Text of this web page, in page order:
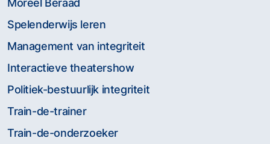
Spelenderwijs leren
Management van integriteit
Interactieve theatershow
Politiek-bestuurlijk integriteit
Train-de-trainer
Train-de-onderzoeker